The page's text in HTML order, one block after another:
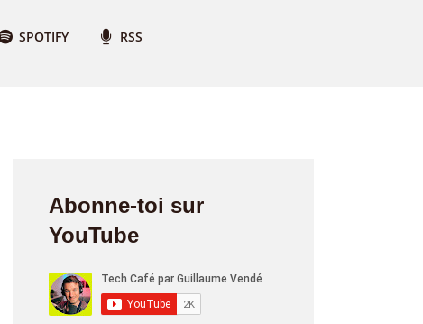
SPOTIFY RSS
Abonne-toi sur
YouTube